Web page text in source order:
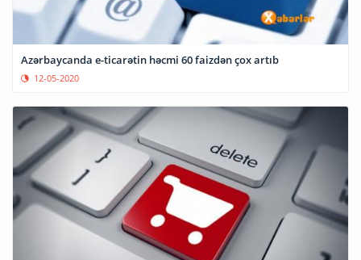
Azərbaycanda e-ticarətin həcmi 60 faizdən çox artıb
12-05-2020